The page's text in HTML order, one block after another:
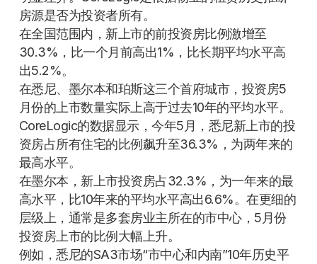
房源是否为投资者所有。
在全国范围内，新上市的前投资房比例激增至
30.3%，比一个月前高出1%，比长期平均水平高
出5.2%。
在悉尼、墨尔本和珀斯这三个首府城市，投资房5
月份的上市数量实际上高于过去10年的平均水平。
CoreLogic的数据显示，今年5月，悉尼新上市的投
资房占所有住宅的比例飙升至36.3%，为两年来的
最高水平。
在墨尔本，新上市投资房占32.3%，为一年来的最
高水平，比10年来的平均水平高出6.6%。在更细的
层级上，通常是多套房业主所在的市中心，5月份
投资房上市的比例大幅上升。
例如，悉尼的SA3市场“市中心和内南”10年历史平